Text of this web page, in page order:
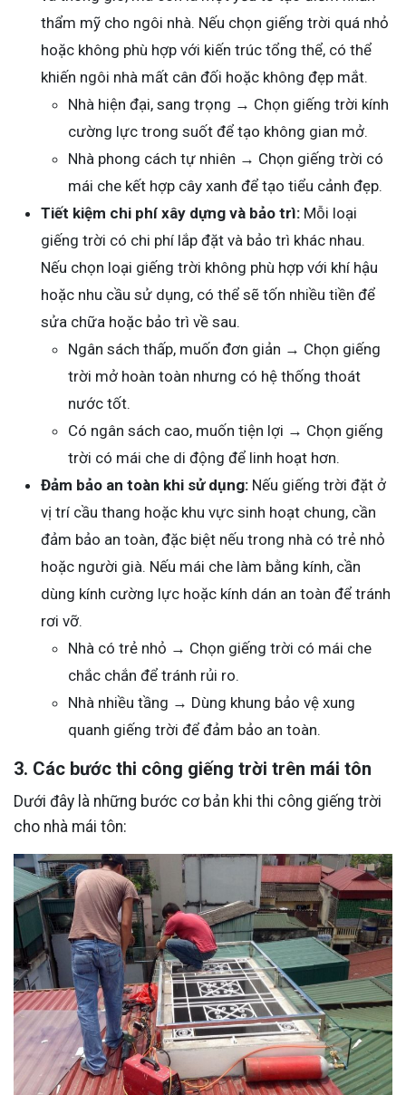
thẩm mỹ cho ngôi nhà. Nếu chọn giếng trời quá nhỏ
hoặc không phù hợp với kiến trúc tổng thể, có thể
khiến ngôi nhà mất cân đối hoặc không đẹp mắt.
Nhà hiện đại, sang trọng → Chọn giếng trời kính
cường lực trong suốt để tạo không gian mở.
Nhà phong cách tự nhiên → Chọn giếng trời có
mái che kết hợp cây xanh để tạo tiểu cảnh đẹp.
Tiết kiệm chi phí xây dựng và bảo trì: Mỗi loại
giếng trời có chi phí lắp đặt và bảo trì khác nhau.
Nếu chọn loại giếng trời không phù hợp với khí hậu
hoặc nhu cầu sử dụng, có thể sẽ tốn nhiều tiền để
sửa chữa hoặc bảo trì về sau.
Ngân sách thấp, muốn đơn giản → Chọn giếng
trời mở hoàn toàn nhưng có hệ thống thoát
nước tốt.
Có ngân sách cao, muốn tiện lợi → Chọn giếng
trời có mái che di động để linh hoạt hơn.
Đảm bảo an toàn khi sử dụng: Nếu giếng trời đặt ở
vị trí cầu thang hoặc khu vực sinh hoạt chung, cần
đảm bảo an toàn, đặc biệt nếu trong nhà có trẻ nhỏ
hoặc người già. Nếu mái che làm bằng kính, cần
dùng kính cường lực hoặc kính dán an toàn để tránh
rơi vỡ.
Nhà có trẻ nhỏ → Chọn giếng trời có mái che
chắc chắn để tránh rủi ro.
Nhà nhiều tầng → Dùng khung bảo vệ xung
quanh giếng trời để đảm bảo an toàn.
3. Các bước thi công giếng trời trên mái tôn
Dưới đây là những bước cơ bản khi thi công giếng trời
cho nhà mái tôn: